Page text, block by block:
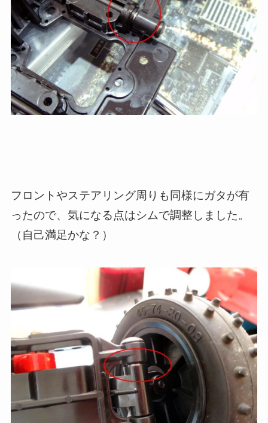
フロントやステアリング周りも同様にガタが有
ったので、気になる点はシムで調整しました。
（自己満足かな？）